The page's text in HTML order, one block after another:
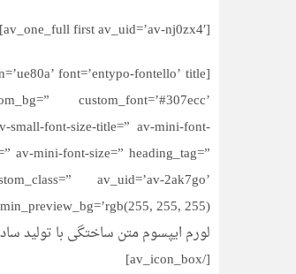
[av_one_full first av_uid=’av-nj0zx4′]
custom_font=’#307ecc’
small-font-size-title=” av-mini-font-
av-mini-font-size=” heading_tag=”
av_uid=’av-2ak7go’
255, 255)’]
لورم ایپسوم متن ساختگی با تولید
[/av_icon_box]